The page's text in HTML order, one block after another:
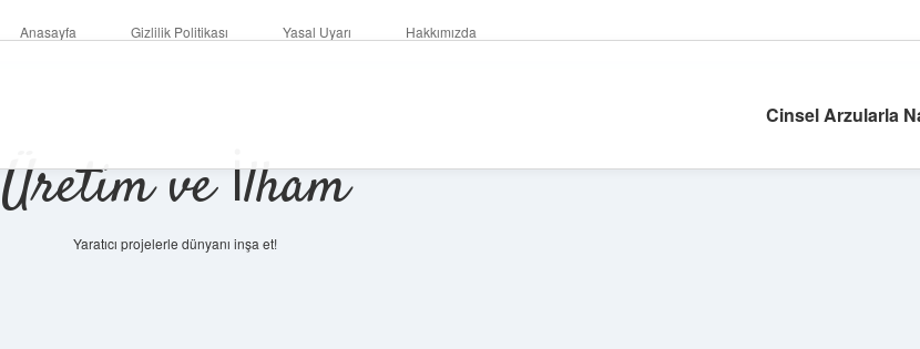
Anasayfa Gizlilik Politikası Yasal Uyarı Hakkımızda
Üretim ve İlham
Yaratıcı projelerle dünyanı inşa et!
Cinsel Arzularla